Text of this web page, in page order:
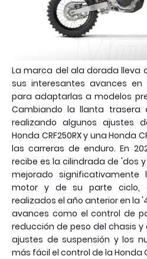
La marca del ala dorada lleva
sus interesantes avances
para adaptarlas a modelos
Cambiando la llanta trasera
realizando algunos ajustes
Honda CRF250RX y una Honda
las carreras de enduro. En
recibe es la cilindrada de 'dos
mejorado
motor y de su parte ciclo,
realizados el año anterior en la
avances como el control de
reducción de peso del chasis y
ajustes de suspensión y los
más fácil el control de la Honda